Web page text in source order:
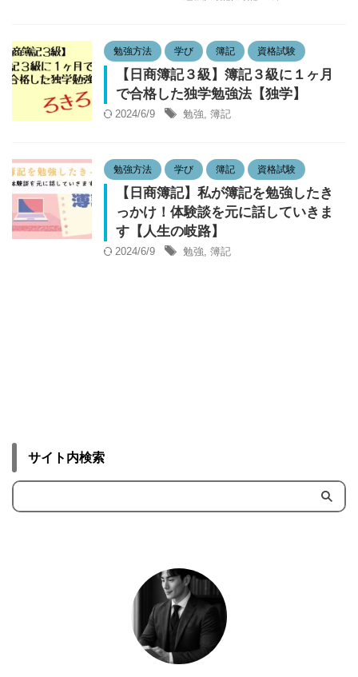
勉強方法 学び 簿記 資格試験
【日商簿記３級】簿記３級に１ヶ月
で合格した独学勉強法【独学】
2024/6/9 勉強, 簿記
勉強方法 学び 簿記 資格試験
【日商簿記】私が簿記を勉強したき
っかけ！体験談を元に話していきま
す【人生の岐路】
2024/6/9 勉強, 簿記
サイト内検索